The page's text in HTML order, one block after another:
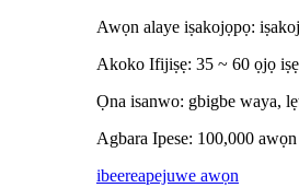
Awọn alaye iṣakojọpọ:
Akoko Ifijiṣẹ: 35 ~ 60 ọjọ iṣẹ
Ọna isanwo: gbigbe waya,
Agbara Ipese: 100,000
ibeereapejuwe awọn